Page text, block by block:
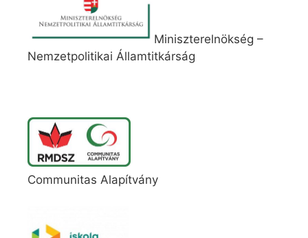
Miniszterelnökség –
Nemzetpolitikai Államtitkárság
Communitas Alapítvány